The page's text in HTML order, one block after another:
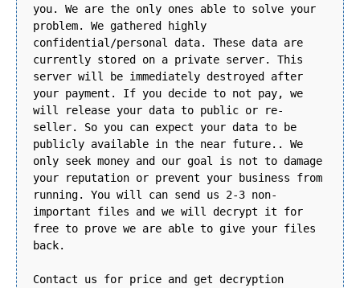
you. We are the only ones able to solve your
problem. We gathered highly
confidential/personal data. These data are
currently stored on a private server. This
server will be immediately destroyed after
your payment. If you decide to not pay, we
will release your data to public or re-
seller. So you can expect your data to be
publicly available in the near future.. We
only seek money and our goal is not to damage
your reputation or prevent your business from
running. You will can send us 2-3 non-
important files and we will decrypt it for
free to prove we are able to give your files
back.
Contact us for price and get decryption